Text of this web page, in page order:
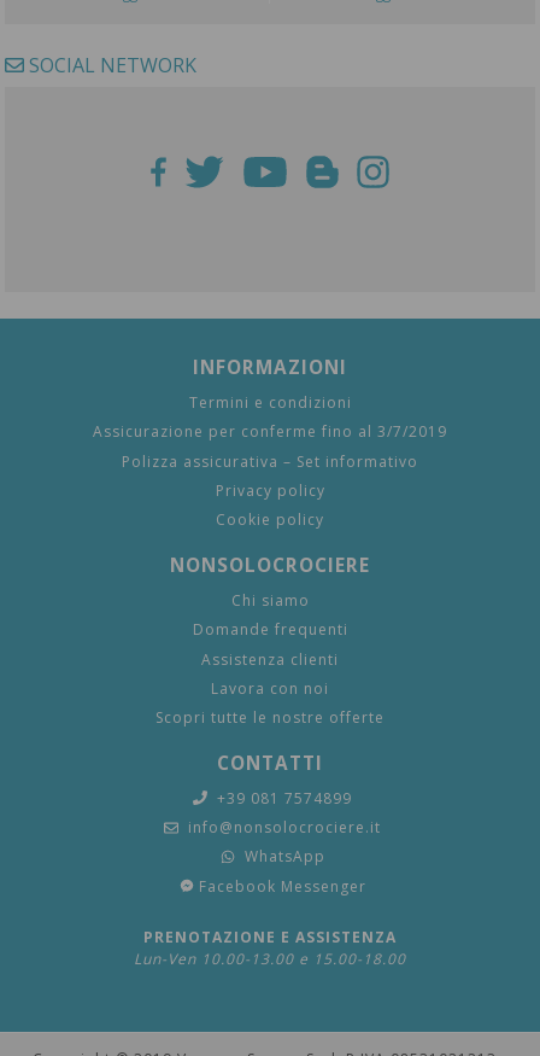
SOCIAL NETWORK
INFORMAZIONI
Termini e condizioni
Assicurazione per conferme fino al 3/7/2019
Polizza assicurativa – Set informativo
Privacy policy
Cookie policy
NONSOLOCROCIERE
Chi siamo
Domande frequenti
Assistenza clienti
Lavora con noi
Scopri tutte le nostre offerte
CONTATTI
+39 081 7574899
info@nonsolocrociere.it
WhatsApp
Facebook Messenger
PRENOTAZIONE E ASSISTENZA
Lun-Ven 10.00-13.00 e 15.00-18.00